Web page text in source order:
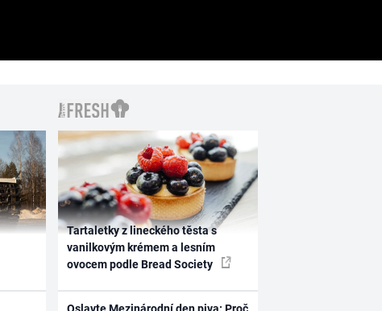
Tartaletky z lineckého těsta s
vanilkovým krémem a lesním
ovocem podle Bread Society